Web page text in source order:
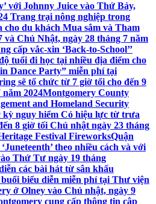
với Johnny Juice vào Thứ Bảy,
Trang trại nông nghiệp trong
du khách Mua sắm và Tham
và Chủ Nhật, ngày 28 tháng 7 năm
cấp vắc-xin ‘Back-to-School’’
tuổi đi học tại nhiều địa điểm cho
Dance Party” miễn phí tại
sẽ tổ chức từ 7 giờ tối cho đến 9
2024Montgomery County
and Homeland Security
kỳ nguy hiểm Có hiệu lực từ trưa
8 giờ tối Chủ nhật ngày 23 tháng
Festival FireworksQuận
theo nhiều cách và với
Thứ Tư ngày 19 tháng
các bài hát từ sân khấu
biểu diễn miễn phí tại Thư viện
ở Olney vào Chủ nhật, ngày 9
cung cấp thông tin cập